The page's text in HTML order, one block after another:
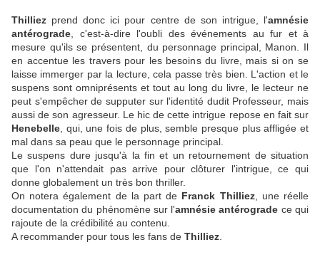
Thilliez prend donc ici pour centre de son intrigue, l'amnésie
antérograde , c'est-à-dire l'oubli des événements au fur et à
mesure qu'ils se présentent, du personnage principal, Manon. Il
en accentue les travers pour les besoins du livre, mais si on se
laisse immerger par la lecture, cela passe très bien. L'action et le
suspens sont omniprésents et tout au long du livre, le lecteur ne
peut s'empêcher de supputer sur l'identité dudit Professeur, mais
aussi de son agresseur. Le hic de cette intrigue repose en fait sur
Henebelle , qui, une fois de plus, semble presque plus affligée et
mal dans sa peau que le personnage principal.
Le suspens dure jusqu'à la fin et un retournement de situation
que l'on n'attendait pas arrive pour clôturer l'intrigue, ce qui
donne globalement un très bon thriller.
On notera également de la part de Franck Thilliez, une réelle
documentation du phénomène sur l'amnésie antérograde ce qui
rajoute de la crédibilité au contenu.
A recommander pour tous les fans de Thilliez